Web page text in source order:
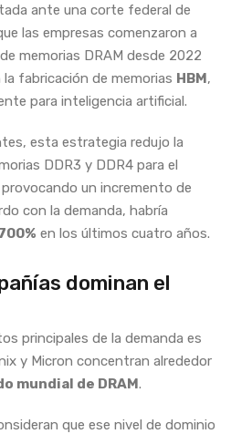
ante una corte federal de
las empresas comenzaron a
memorias DRAM desde 2022
fabricación de memorias HBM,
para inteligencia artificial.
esta estrategia redujo la
DDR3 y DDR4 para el
un incremento de
con la demanda, habría
en los últimos cuatro años.
dominan el
principales de la demanda es
y Micron concentran alrededor
mundial de DRAM.
que ese nivel de dominio